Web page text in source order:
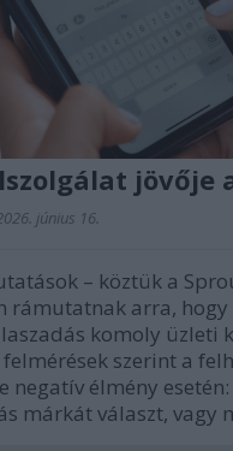
jövője
június 16.
– köztük a
rámutatnak arra, hogy
komoly üzleti
felmérések szerint a
negatív élmény
márkát választ, vagy